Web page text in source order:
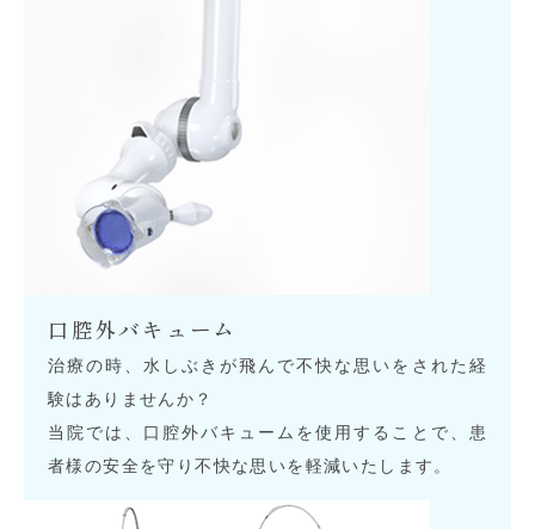
口腔外バキューム
治療の時、水しぶきが飛んで不快な思いをされた経
験はありませんか？
当院では、口腔外バキュームを使用することで、患
者様の安全を守り不快な思いを軽減いたします。